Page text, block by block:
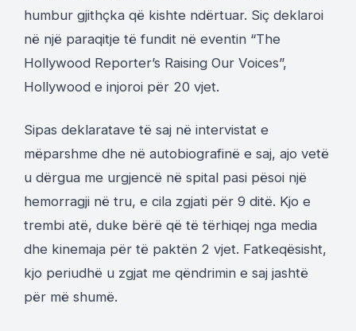
humbur gjithçka që kishte ndërtuar. Siç deklaroi
në një paraqitje të fundit në eventin “The
Hollywood Reporter’s Raising Our Voices”,
Hollywood e injoroi për 20 vjet.
Sipas deklaratave të saj në intervistat e
mëparshme dhe në autobiografinë e saj, ajo vetë
u dërgua me urgjencë në spital pasi pësoi një
hemorragji në tru, e cila zgjati për 9 ditë. Kjo e
trembi atë, duke bërë që të tërhiqej nga media
dhe kinemaja për të paktën 2 vjet. Fatkeqësisht,
kjo periudhë u zgjat me qëndrimin e saj jashtë
për më shumë.